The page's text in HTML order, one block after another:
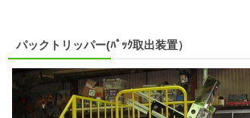
パックトリッパー(ﾊﾟｯｸ取出装置）